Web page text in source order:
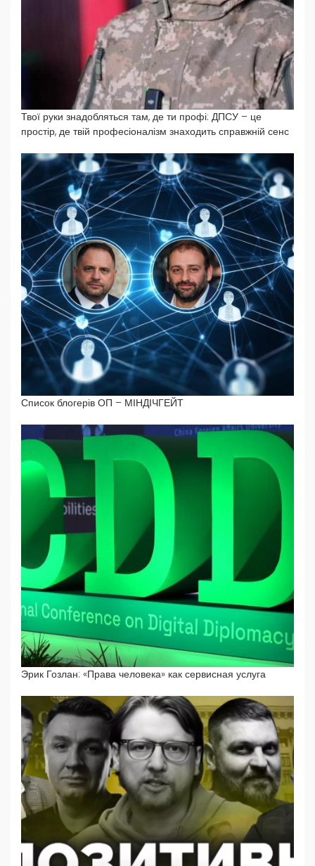
Твої руки знадобляться там, де ти профі: ДПСУ – це
простір, де твій професіоналізм знаходить справжній сенс
Список блогерів ОП – МІНДІЧГЕЙТ
Эрик Гозлан: «Права человека» как сервисная услуга